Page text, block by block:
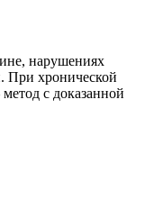
нарушениях
При хронической
с доказанной